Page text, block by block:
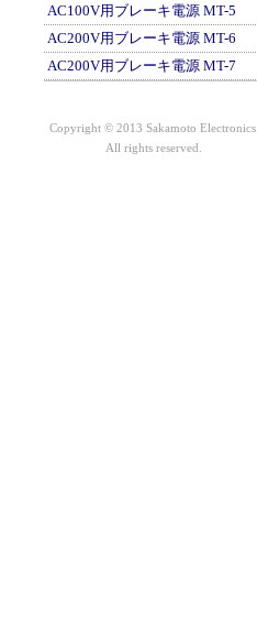
AC100V用ブレーキ電源 MT-5
AC200V用ブレーキ電源 MT-6
AC200V用ブレーキ電源 MT-7
Copyright © 2013 Sakamoto Electronics.
All rights reserved.